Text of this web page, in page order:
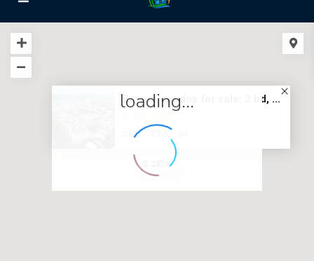
$ 285K
Bavaro condos for sale: 2 bd, ...
2 BD
loading...